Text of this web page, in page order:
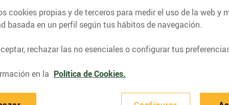
recetas, consejos nutricionales, información
cookies propias y de terceros para medir el uso de la web y
basada en un perfil según tus hábitos de navegación.
rechazar las no esenciales o configurar tus
en la Política de Cookies.